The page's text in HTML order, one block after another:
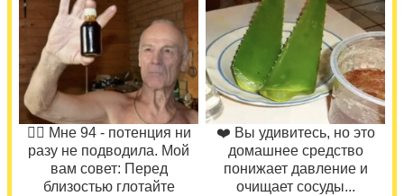
❤️‍🔥 Мне 94 - потенция ни
разу не подводила. Мой
вам совет: Перед
близостью глотайте
❤️ Вы удивитесь, но это
домашнее средство
понижает давление и
очищает сосуды...